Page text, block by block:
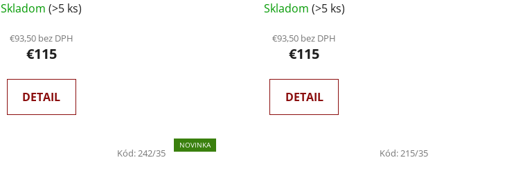
Skladom(>5 ks)
€93,50 bez DPH
€115
DETAIL
Skladom (>5 ks)
€93,50 bez DPH
€115
DETAIL
Kód:242/35
NOVINKA
Kód:215/35